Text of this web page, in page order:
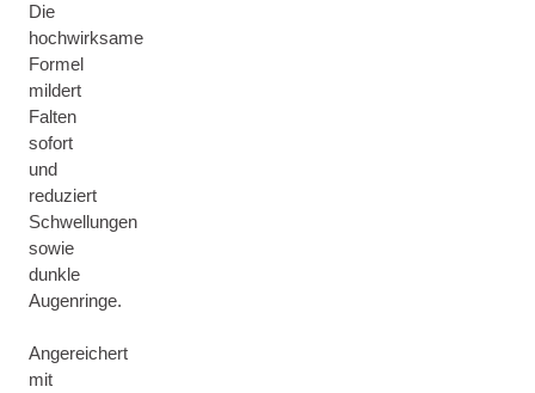
Die
hochwirksame
Formel
mildert
Falten
sofort
und
reduziert
Schwellungen
sowie
dunkle
Augenringe.
Angereichert
mit